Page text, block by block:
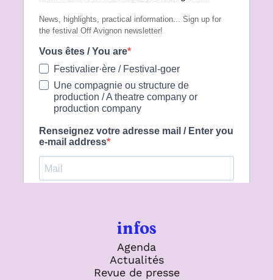
infos
Agenda
Actualités
Revue de presse